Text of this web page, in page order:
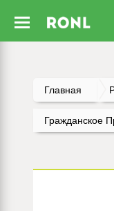
Главная
Гражданское